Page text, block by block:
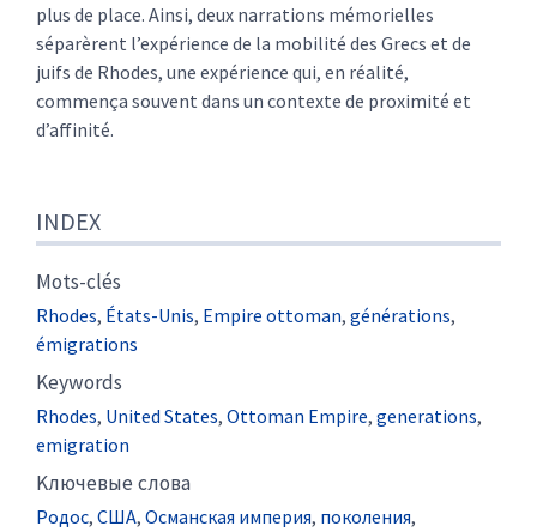
plus de place. Ainsi, deux narrations mémorielles
séparèrent l’expérience de la mobilité des Grecs et de
juifs de Rhodes, une expérience qui, en réalité,
commença souvent dans un contexte de proximité et
d’affinité.
INDEX
Mots-clés
Rhodes, États-Unis, Empire ottoman, générations,
émigrations
Keywords
Rhodes, United States, Ottoman Empire, generations,
emigration
Kлючевые слова
Родос, США, Османская империя, поколения,